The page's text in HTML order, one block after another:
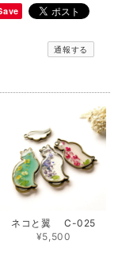
通報する
ネコと翼 C-025
¥5,500